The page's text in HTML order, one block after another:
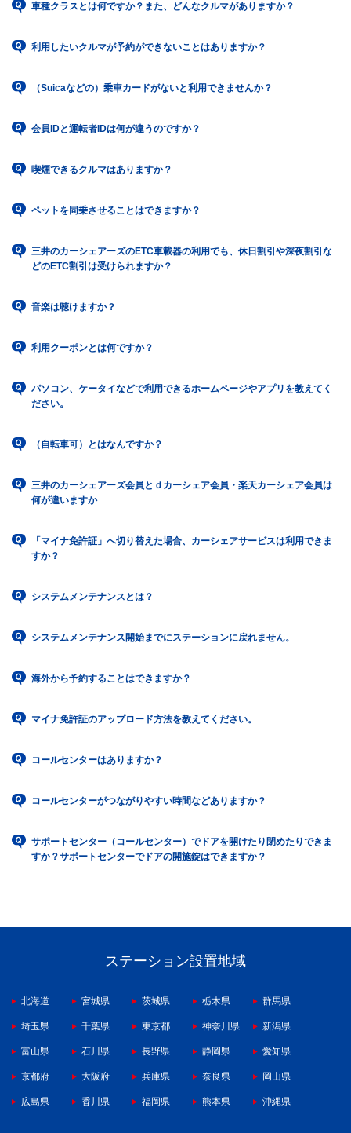
車種クラスとは何ですか？また、どんなクルマがありますか？
利用したいクルマが予約ができないことはありますか？
（Suicaなどの）乗車カードがないと利用できませんか？
会員IDと運転者IDは何が違うのですか？
喫煙できるクルマはありますか？
ペットを同乗させることはできますか？
三井のカーシェアーズのETC車載器の利用でも、休日割引や深夜割引な
どのETC割引は受けられますか？
音楽は聴けますか？
利用クーポンとは何ですか？
パソコン、ケータイなどで利用できるホームページやアプリを教えてく
ださい。
（自転車可）とはなんですか？
三井のカーシェアーズ会員とｄカーシェア会員・楽天カーシェア会員は
何が違いますか
「マイナ免許証」へ切り替えた場合、カーシェアサービスは利用できま
すか？
システムメンテナンスとは？
システムメンテナンス開始までにステーションに戻れません。
海外から予約することはできますか？
マイナ免許証のアップロード方法を教えてください。
コールセンターはありますか？
コールセンターがつながりやすい時間などありますか？
サポートセンター（コールセンター）でドアを開けたり閉めたりできま
すか？サポートセンターでドアの開施錠はできますか？
ステーション設置地域
北海道 宮城県 茨城県 栃木県 群馬県
埼玉県 千葉県 東京都 神奈川県 新潟県
富山県 石川県 長野県 静岡県 愛知県
京都府 大阪府 兵庫県 奈良県 岡山県
広島県 香川県 福岡県 熊本県 沖縄県